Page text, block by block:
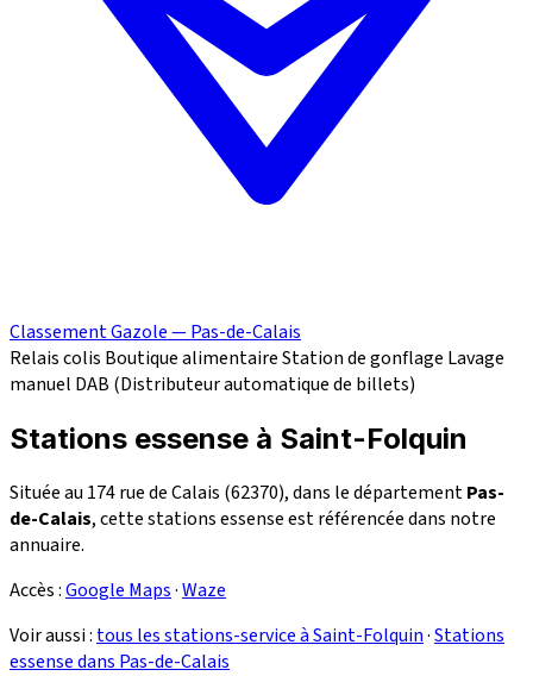
Classement Gazole — Pas-de-Calais
Relais colis Boutique alimentaireStation de gonflage Lavage
manuel DAB (Distributeur automatique de billets)
Stations essense à Saint-Folquin
Située au 174 rue de Calais (62370), dans le départementPas-
de-Calais, cette stations essense est référencée dans notre
annuaire.
Accès :Google Maps·Waze
Voir aussi : tous les stations-service à Saint-Folquin·Stations
essense dans Pas-de-Calais